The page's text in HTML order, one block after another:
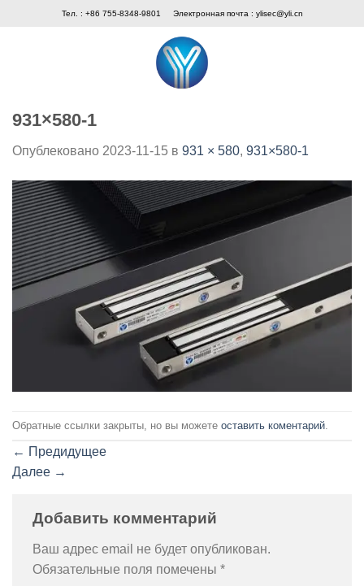
Тел. : +86 755-8348-9801 Электронная почта : ylisec@yli.cn
931×580-1
Опублековано 2023-11-15 в 931 × 580, 931×580-1
Обратные ссылки закрыты, но вы можете оставить коментарий
← Предидущее
Далее →
Добавить комментарий
Ваш адрес email не будет опубликован.
Обязательные поля помечены *